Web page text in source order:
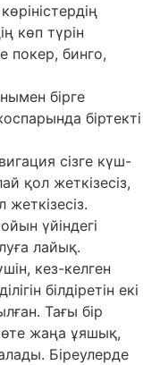
көп түрін
покер, бинго,
бірге
біртекті
сізге күш-
қол жеткізесіз,
үйіндегі
лайық.
кез-келген
білдіретін екі
Тағы бір
жаңа ұяшық,
Біреулерде